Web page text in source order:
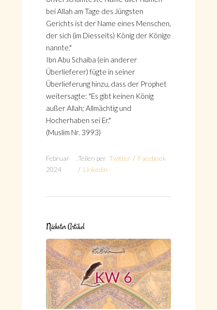
bei Allah am Tage des Jüngsten
Gerichts ist der Name eines Menschen,
der sich (im Diesseits) König der Könige
nannte."
Ibn Abu Schaiba (ein anderer
Überlieferer) fügte in seiner
Überlieferung hinzu, dass der Prophet
weitersagte: "Es gibt keinen König
außer Allah; Allmächtig und
Hocherhaben sei Er."
(Muslim Nr. 3993)
Februar
2024
.Teilen per Twitter / Facebook
/ Linkedin
Nächster Artikel